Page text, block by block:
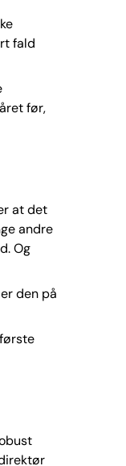
fald
før,
at det
andre
Og
den på